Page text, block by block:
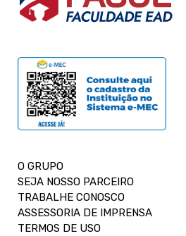
O GRUPO
SEJA NOSSO PARCEIRO
TRABALHE CONOSCO
ASSESSORIA DE IMPRENSA
TERMOS DE USO